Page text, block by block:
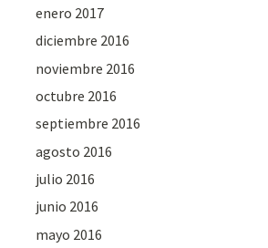
enero 2017
diciembre 2016
noviembre 2016
octubre 2016
septiembre 2016
agosto 2016
julio 2016
junio 2016
mayo 2016